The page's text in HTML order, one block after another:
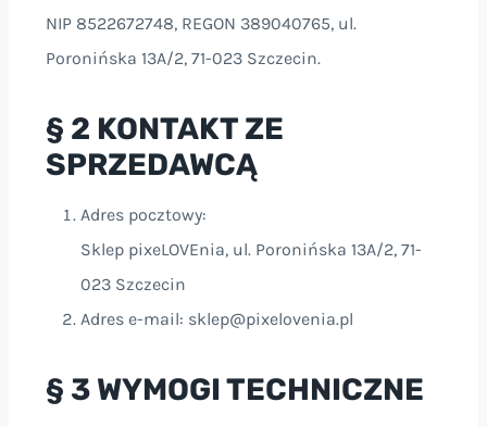
NIP 8522672748, REGON 389040765, ul.
Poronińska 13A/2, 71-023 Szczecin.
§ 2 KONTAKT ZE
SPRZEDAWCĄ
Adres pocztowy:
Sklep pixeLOVEnia, ul. Poronińska 13A/2, 71-
023 Szczecin
Adres e-mail: sklep@pixelovenia.pl
§ 3 WYMOGI TECHNICZNE